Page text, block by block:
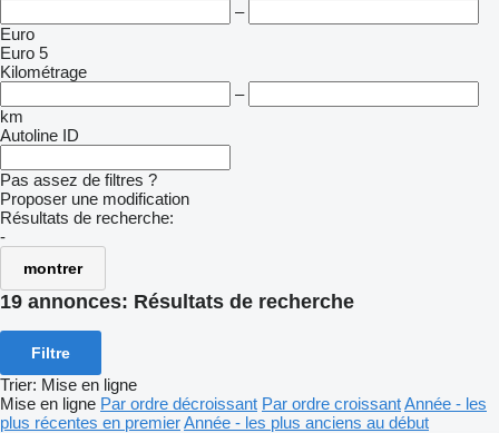
–
Euro
Euro 5
Kilométrage
–
km
Autoline ID
Pas assez de filtres ?
Proposer une modification
Résultats de recherche:
-
montrer
19 annonces: Résultats de recherche
Filtre
Trier: Mise en ligne
Mise en ligne Par ordre décroissant Par ordre croissantAnnée - les
plus récentes en premierAnnée - les plus anciens au début